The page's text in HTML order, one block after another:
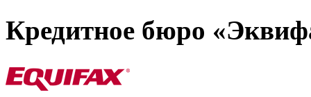
Кредитное бюро